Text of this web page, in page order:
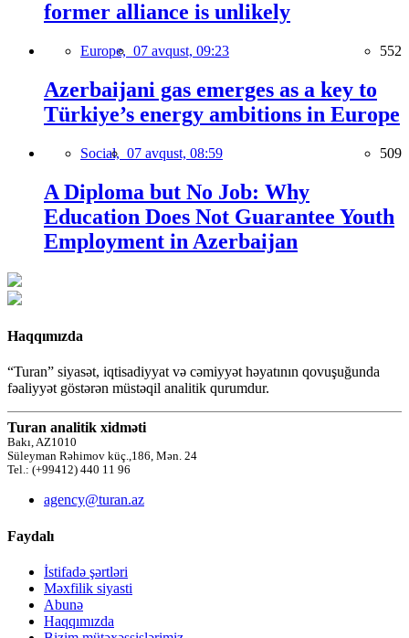
former alliance is unlikely
Europe, 07 avqust, 09:23 552
Azerbaijani gas emerges as a key to
Türkiye’s energy ambitions in Europe
Social, 07 avqust, 08:59 509
A Diploma but No Job: Why
Education Does Not Guarantee Youth
Employment in Azerbaijan
Haqqımızda
“Turan” siyasət, iqtisadiyyat və cəmiyyət həyatının qovuşuğunda
fəaliyyət göstərən müstəqil analitik qurumdur.
Turan analitik xidməti
Bakı, AZ1010
Süleyman Rəhimov küç.,186, Mən. 24
Tel.: (+99412) 440 11 96
agency@turan.az
Faydalı
İstifadə şərtləri
Məxfilik siyasti
Abunə
Haqqımızda